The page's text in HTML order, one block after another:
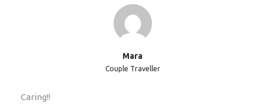
campings beschikken over goed sanitair en een bar.
Soms is er ook een restaurant aanwezig, een
winkeltje en internet. Bij ongeveer de helft van de
naar een chalet of hotelkamer tegen bijbetaling.
Voorwaarden
Mara
Couple Traveller
Caring!!